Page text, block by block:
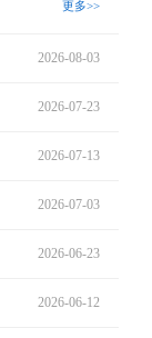
更多>>
2026-08-03
2026-07-23
2026-07-13
2026-07-03
2026-06-23
2026-06-12